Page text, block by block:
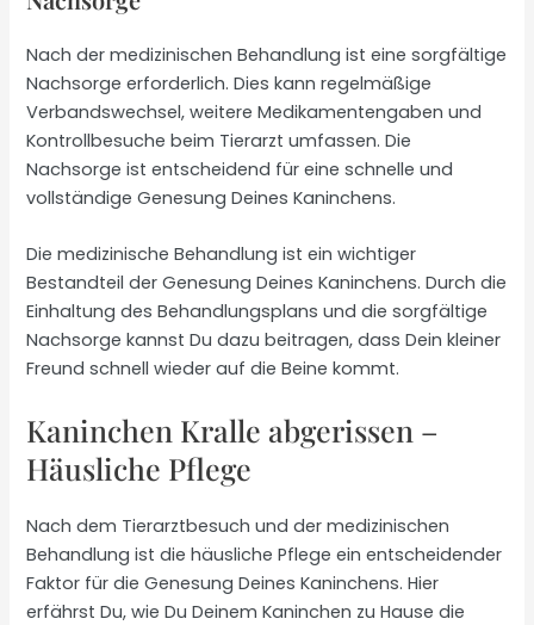
Nach der medizinischen Behandlung ist eine sorgfältige
Nachsorge erforderlich. Dies kann regelmäßige
Verbandswechsel, weitere Medikamentengaben und
Kontrollbesuche beim Tierarzt umfassen. Die
Nachsorge ist entscheidend für eine schnelle und
vollständige Genesung Deines Kaninchens.
Die medizinische Behandlung ist ein wichtiger
Bestandteil der Genesung Deines Kaninchens. Durch die
Einhaltung des Behandlungsplans und die sorgfältige
Nachsorge kannst Du dazu beitragen, dass Dein kleiner
Freund schnell wieder auf die Beine kommt.
Kaninchen Kralle abgerissen –
Häusliche Pflege
Nach dem Tierarztbesuch und der medizinischen
Behandlung ist die häusliche Pflege ein entscheidender
Faktor für die Genesung Deines Kaninchens. Hier
erfährst Du, wie Du Deinem Kaninchen zu Hause die